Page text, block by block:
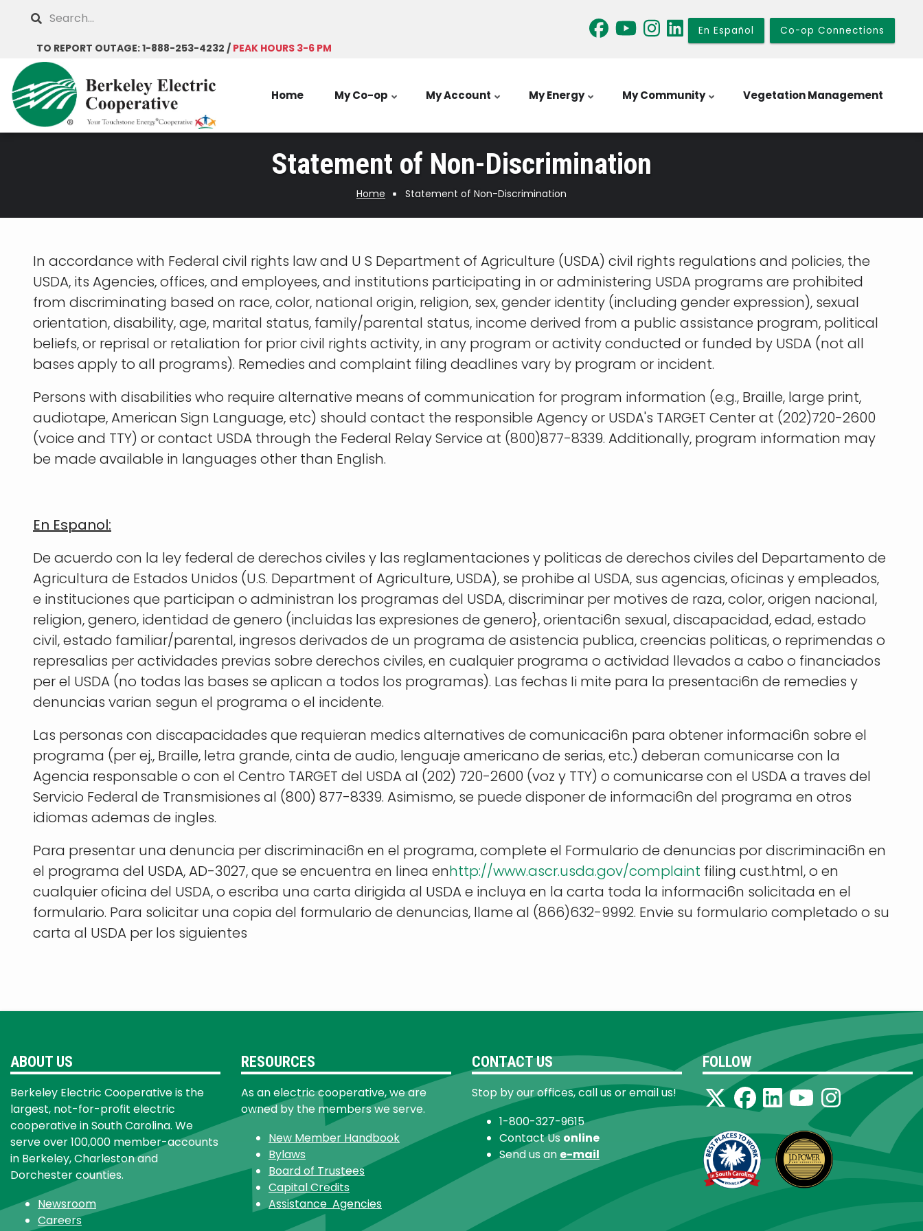
content
Search
TO REPORT OUTAGE: 1-888-253-4232 / PEAK HOURS 3-6 PM
En Español Co-op Connections
Home My Co-op My Account My Energy My Community Vegetation Management
Statement of Non-Discrimination
Breadcrumb
Home Statement of Non-Discrimination
In accordance with Federal civil rights law and U S Department of Agriculture (USDA) civil rights regulations and policies, the
USDA, its Agencies, offices, and employees, and institutions participating in or administering USDA programs are prohibited
from discriminating based on race, color, national origin, religion, sex, gender identity (including gender expression), sexual
orientation, disability, age, marital status, family/parental status, income derived from a public assistance program, political
beliefs, or reprisal or retaliation for prior civil rights activity, in any program or activity conducted or funded by USDA (not all
bases apply to all programs). Remedies and complaint filing deadlines vary by program or incident.
Persons with disabilities who require alternative means of communication for program information (e.g., Braille, large print,
audiotape, American Sign Language, etc) should contact the responsible Agency or USDA's TARGET Center at (202)720-2600
(voice and TTY) or contact USDA through the Federal Relay Service at (800)877-8339. Additionally, program information may
be made available in languages other than English.
En Espanol:
De acuerdo con la ley federal de derechos civiles y las reglamentaciones y politicas de derechos civiles del Departamento de
Agricultura de Estados Unidos (U.S. Department of Agriculture, USDA), se prohibe al USDA, sus agencias, oficinas y empleados,
e instituciones que participan o administran los programas del USDA, discriminar per motives de raza, color, origen nacional,
religion, genero, identidad de genero (incluidas las expresiones de genero}, orientaci6n sexual, discapacidad, edad, estado
civil, estado familiar/parental, ingresos derivados de un programa de asistencia publica, creencias politicas, o reprimendas o
represalias per actividades previas sobre derechos civiles, en cualquier programa o actividad llevados a cabo o financiados
per el USDA (no todas las bases se aplican a todos los programas). Las fechas Ii mite para la presentaci6n de remedies y
denuncias varian segun el programa o el incidente.
Las personas con discapacidades que requieran medics alternatives de comunicaci6n para obtener informaci6n sobre el
programa (per ej., Braille, letra grande, cinta de audio, lenguaje americano de serias, etc.) deberan comunicarse con la
Agencia responsable o con el Centro TARGET del USDA al (202) 720-2600 (voz y TTY) o comunicarse con el USDA a traves del
Servicio Federal de Transmisiones al (800) 877-8339. Asimismo, se puede disponer de informaci6n del programa en otros
idiomas ademas de ingles.
Para presentar una denuncia per discriminaci6n en el programa, complete el Formulario de denuncias por discriminaci6n en
el programa del USDA, AD-3027, que se encuentra en linea enhttp://www.ascr.usda.gov/complaint filing cust.html, o en
cualquier oficina del USDA, o escriba una carta dirigida al USDA e incluya en la carta toda la informaci6n solicitada en el
formulario. Para solicitar una copia del formulario de denuncias, llame al (866)632-9992. Envie su formulario completado o su
carta al USDA per los siguientes
ABOUT US
Berkeley Electric Cooperative is the
largest, not-for-profit electric
cooperative in South Carolina. We
serve over 100,000 member-accounts
in Berkeley, Charleston and
Dorchester counties.
Newsroom
Careers
RESOURCES
As an electric cooperative, we are
owned by the members we serve.
New Member Handbook
Bylaws
Board of Trustees
Capital Credits
Assistance Agencies
CONTACT US
Stop by our offices, call us or email us!
1-800-327-9615
Contact Us online
Send us an e-mail
FOLLOW